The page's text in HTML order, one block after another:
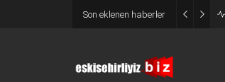
Son eklenen haberler